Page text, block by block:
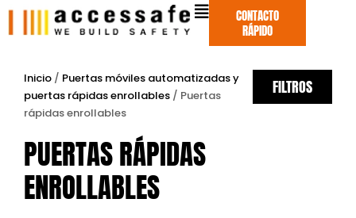
CONTACTO
RÁPIDO
Inicio / Puertas móviles automatizadas y
puertas rápidas enrollables / Puertas
rápidas enrollables
FILTROS
PUERTAS RÁPIDAS
ENROLLABLES